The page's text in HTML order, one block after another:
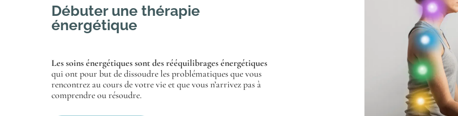
Débuter une thérapie
énergétique
Les soins énergétiques sont des rééquilibrages énergétiques
qui ont pour but de dissoudre les problématiques que vous
rencontrez au cours de votre vie et que vous n’arrivez pas à
comprendre ou résoudre.